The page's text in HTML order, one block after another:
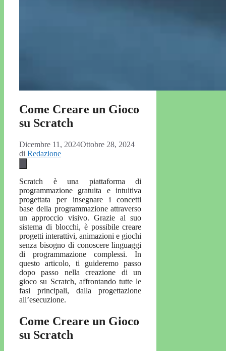
Come Creare un Gioco
su Scratch
Dicembre 11, 2024Ottobre 28, 2024
di Redazione
Scratch è una piattaforma di
programmazione gratuita e intuitiva
progettata per insegnare i concetti
base della programmazione attraverso
un approccio visivo. Grazie al suo
sistema di blocchi, è possibile creare
progetti interattivi, animazioni e giochi
senza bisogno di conoscere linguaggi
di programmazione complessi. In
questo articolo, ti guideremo passo
dopo passo nella creazione di un
gioco su Scratch, affrontando tutte le
fasi principali, dalla progettazione
all’esecuzione.
Come Creare un Gioco
su Scratch